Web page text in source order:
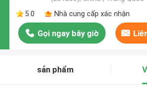
5.0
Nhà cung cấp xác nhận
Gọi ngay bây giờ
sản phẩm